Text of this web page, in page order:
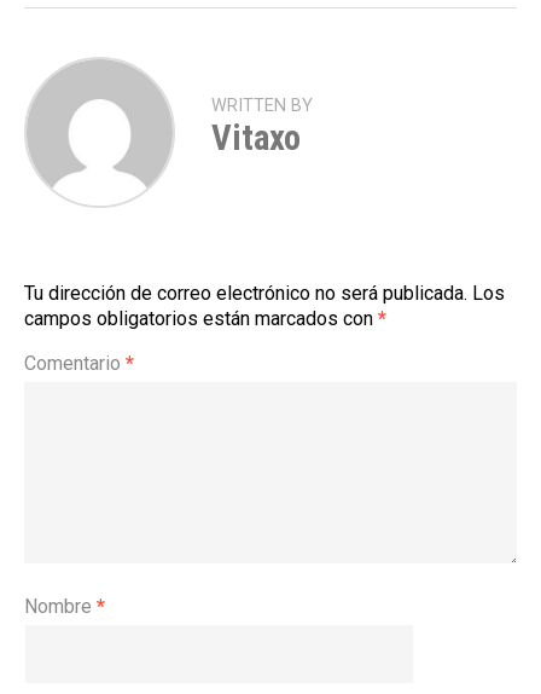
WRITTEN BY
Vitaxo
Tu dirección de correo electrónico no será publicada. Los
campos obligatorios están marcados con *
Comentario *
Nombre *